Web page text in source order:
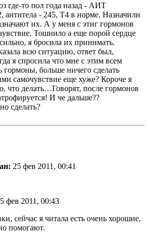
где-то пол года назад - АИТ
антитела - 245, Т4 в норме. Назначили
их. А у меня с этиг гормонов
Тошнило а еще порой сердце
я бросила их принимать.
всю ситуацию, ответ был,
я спросила что мне с этим всем
гормоны, больше ничего сделать
самочувствие еще хуже? Короче я
что делать…Говорят, после гормонов
И че дальше??
сделать?
25 фев 2011, 00:41
фев 2011, 00:43
сейчас я читала есть очень хорошие,
помогают.